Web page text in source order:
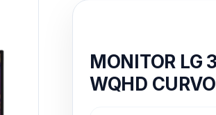
MONITOR LG
WQHD